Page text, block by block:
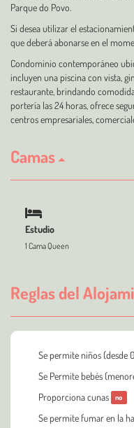
Parque do Povo.
Si desea utilizar el
que deberá abonarse en el
Condominio contemporáneo
incluyen una piscina con vista,
restaurante, brindando
portería las 24 horas, ofrece
centros empresariales,
Camas
Estudio
1 Cama Queen
Reglas del
Se permite niños (desde
Se Permite bebés
Proporciona cunas no
Se permite fumar en la